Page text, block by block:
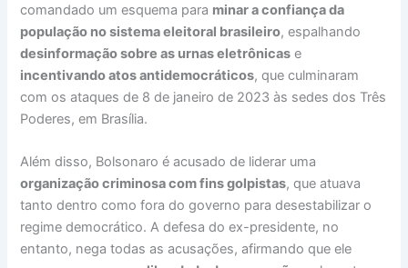
comandado um esquema para minar a confiança da
população no sistema eleitoral brasileiro, espalhando
desinformação sobre as urnas eletrônicas e
incentivando atos antidemocráticos, que culminaram
com os ataques de 8 de janeiro de 2023 às sedes dos Três
Poderes, em Brasília.
Além disso, Bolsonaro é acusado de liderar uma
organização criminosa com fins golpistas, que atuava
tanto dentro como fora do governo para desestabilizar o
regime democrático. A defesa do ex-presidente, no
entanto, nega todas as acusações, afirmando que ele